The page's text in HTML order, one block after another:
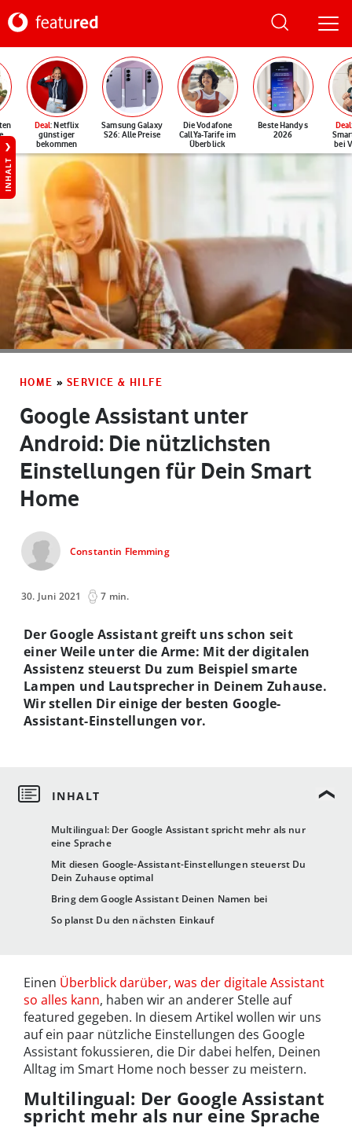
Deal: Netflix
günstiger
bekommen
Samsung Galaxy
S26: Alle Preise
Die Vodafone
CallYa-Tarife im
Überblick
Beste Handys
2026
Deal
bei
INHALT
HOME » SERVICE & HILFE
Google Assistant unter
Android: Die nützlichsten
Einstellungen für Dein Smart
Home
Constantin Flemming
30. Juni 2021 7 min.
Multilingual: Der Google Assistant spricht mehr als nur
eine Sprache
Mit diesen Google-Assistant-Einstellungen steuerst Du
Dein Zuhause optimal
Bring dem Google Assistant Deinen Namen bei
So planst Du den nächsten Einkauf
Der Google Assistant greift uns schon seit
einer Weile unter die Arme: Mit der digitalen
Assistenz steuerst Du zum Beispiel smarte
Lampen und Lautsprecher in Deinem Zuhause.
Wir stellen Dir einige der besten Google-
Assistant-Einstellungen vor.
Einen Überblick darüber, was der digitale Assistant
so alles kann, haben wir an anderer Stelle auf
featured gegeben. In diesem Artikel wollen wir uns
auf ein paar nützliche Einstellungen des Google
Assistant fokussieren, die Dir dabei helfen, Deinen
Alltag im Smart Home noch besser zu meistern.
Multilingual: Der Google Assistant
spricht mehr als nur eine Sprache